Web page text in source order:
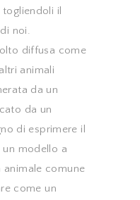
il
noi.
diffusa come
animali
da un
da un
di esprimere il
modello a
comune
come un